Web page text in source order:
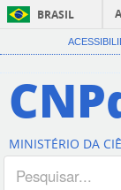
BRASIL
MINISTÉRIO DA